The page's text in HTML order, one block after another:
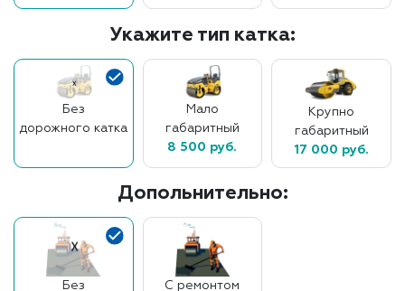
Укажите тип катка:
Без
дорожного катка
Мало
габаритный
8 500 руб.
Крупно
габаритный
17 000 руб.
Допольнительно:
Без
С ремонтом